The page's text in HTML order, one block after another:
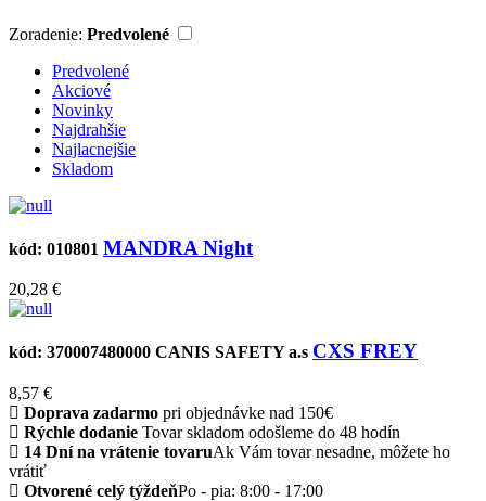
Zoradenie: Predvolené
Predvolené
Akciové
Novinky
Najdrahšie
Najlacnejšie
Skladom
kód: 010801 MANDRA Night
20,28 €
kód: 370007480000 CANIS SAFETY a.s CXS FREY
8,57 €
Doprava zadarmo pri objednávke nad 150€
Rýchle dodanie Tovar skladom odošleme do 48 hodín
14 Dní na vrátenie tovaruAk Vám tovar nesadne, môžete ho
vrátiť
Otvorené celý týždeňPo - pia: 8:00 - 17:00